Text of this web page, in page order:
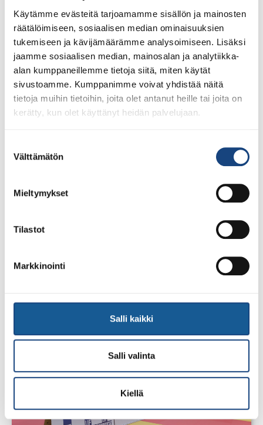
Käytämme evästeitä tarjoamamme sisällön ja mainosten
räätälöimiseen, sosiaalisen median ominaisuuksien
tukemiseen ja kävijämäärämme analysoimiseen. Lisäksi
jaamme sosiaalisen median, mainosalan ja analytiikka-
alan kumppaneillemme tietoja siitä, miten käytät
sivustoamme. Kumppanimme voivat yhdistää näitä
tietoja muihin tietoihin, joita olet antanut heille tai joita on
kerätty, kun olet käyttänyt heidän palvelujaan.
valinta
Välttämätön
Mieltymykset
Tilastot
Markkinointi
Salli kaikki
Salli valinta
Kiellä
23.7.2026
Tuomariraportti Swedish A-Judo/VI
Lindesberg, Ruotsi